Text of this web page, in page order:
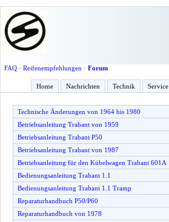
FAQ· Reifenempfehlungen · Forum
Home Nachrichten Technik Service
Technische Änderungen von 1964 bis 1980
Betriebsanleitung Trabant von 1959
Betriebsanleitung Trabant P50
Betriebsanleitung Trabant von 1987
Betriebsanleitung für den Kübelwagen Trabant 601A
Bedienungsanleitung Trabant 1.1
Bedienungsanleitung Trabant 1.1 Tramp
Reparaturhandbuch P50/P60
Reparaturhandbuch von 1978